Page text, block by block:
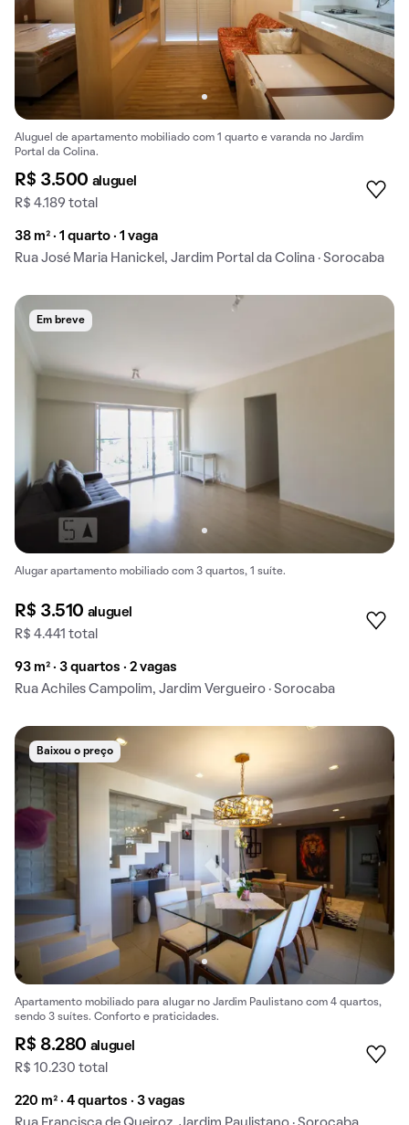
Aluguel de apartamento mobiliado com 1 quarto e varanda no Jardim
Portal da Colina.
R$ 3.500 aluguel
R$ 4.189 total
38 m² · 1 quarto · 1 vaga
Rua José Maria Hanickel, Jardim Portal da Colina · Sorocaba
Em breve
Alugar apartamento mobiliado com 3 quartos, 1 suíte.
R$ 3.510 aluguel
R$ 4.441 total
93 m² · 3 quartos · 2 vagas
Rua Achiles Campolim, Jardim Vergueiro · Sorocaba
Baixou o preço
Apartamento mobiliado para alugar no Jardim Paulistano com 4 quartos,
sendo 3 suítes. Conforto e praticidades.
R$ 8.280 aluguel
R$ 10.230 total
220 m² · 4 quartos · 3 vagas